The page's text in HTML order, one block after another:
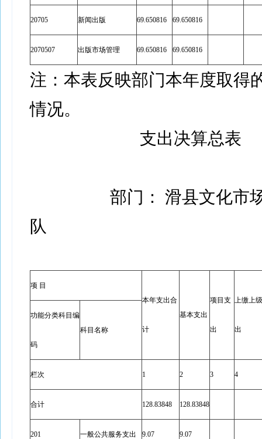
20705 新闻出版 69.650816 69.650816
2070507 出版市场管理 69.650816 69.650816
注：本表反映部门本年度取得
情况。
支出决算总表
部门： 滑县文化市
队
项 目
本年支出合
计
基本支出
项目支
出
上缴上
出
功能分类科目编
码
科目名称
栏次 1 2 3 4
合计 128.83848 128.83848
201 一般公共服务支出 9.07 9.07